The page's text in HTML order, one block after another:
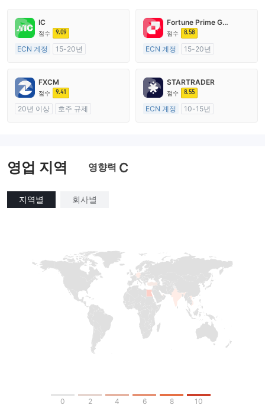
IC
점수 9.09
ECN 계정
15-20년
외환 거래 라이선스 (MM)
마스터 레이블 MT4
Fortune Prime Global
점수 8.58
ECN 계정
15-20년
외환 거래 라이선스 (MM)
마스터 레이블 MT4
FXCM
점수 9.41
20년 이상
호주 규제
STARTRADER
점수 8.55
ECN 계정
10-15년
영업 지역 영향력 C
지역별 회사별
0 2 4 6 8 10